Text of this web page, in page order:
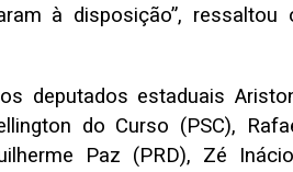
à disposição”, ressaltou
deputados estaduais
do Curso (PSC),
Paz (PRD), Zé